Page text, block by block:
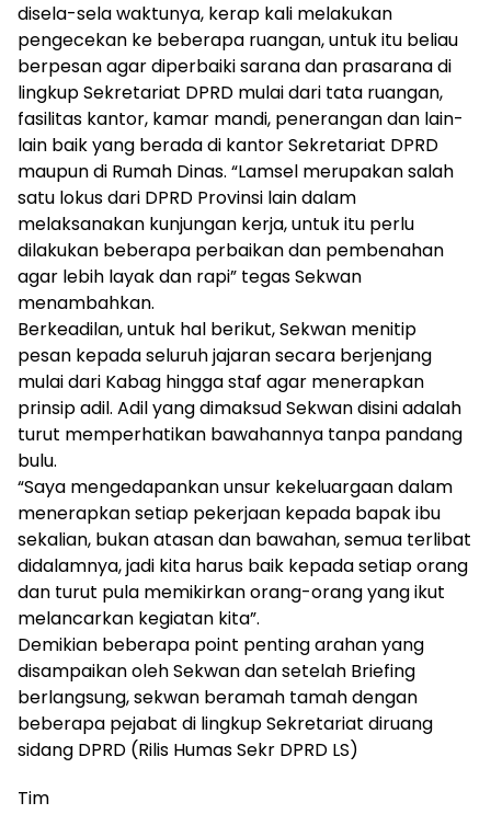
disela-sela waktunya, kerap kali melakukan
pengecekan ke beberapa ruangan, untuk itu beliau
berpesan agar diperbaiki sarana dan prasarana di
lingkup Sekretariat DPRD mulai dari tata ruangan,
fasilitas kantor, kamar mandi, penerangan dan lain-
lain baik yang berada di kantor Sekretariat DPRD
maupun di Rumah Dinas. “Lamsel merupakan salah
satu lokus dari DPRD Provinsi lain dalam
melaksanakan kunjungan kerja, untuk itu perlu
dilakukan beberapa perbaikan dan pembenahan
agar lebih layak dan rapi” tegas Sekwan
menambahkan.
Berkeadilan, untuk hal berikut, Sekwan menitip
pesan kepada seluruh jajaran secara berjenjang
mulai dari Kabag hingga staf agar menerapkan
prinsip adil. Adil yang dimaksud Sekwan disini adalah
turut memperhatikan bawahannya tanpa pandang
bulu.
“Saya mengedapankan unsur kekeluargaan dalam
menerapkan setiap pekerjaan kepada bapak ibu
sekalian, bukan atasan dan bawahan, semua terlibat
didalamnya, jadi kita harus baik kepada setiap orang
dan turut pula memikirkan orang-orang yang ikut
melancarkan kegiatan kita”.
Demikian beberapa point penting arahan yang
disampaikan oleh Sekwan dan setelah Briefing
berlangsung, sekwan beramah tamah dengan
beberapa pejabat di lingkup Sekretariat diruang
sidang DPRD (Rilis Humas Sekr DPRD LS)
Tim